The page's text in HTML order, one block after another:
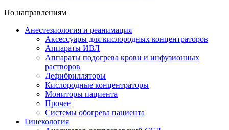
По направлениям
Анестезиология и реанимация
Аксессуары для кислородных концентраторов
Аппараты ИВЛ
Аппараты подогрева крови и инфузионных
растворов
Дефибрилляторы
Кислородные концентраторы
Мониторы пациента
Прочее
Системы обогрева пациента
Гинекология